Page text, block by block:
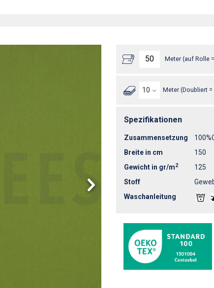
Meter (auf Rolle
Meter (Doubliert =
Spezifikationen
Zusammensetzung
Breite in cm
150
Gewicht in gr/m2
125
Stoff
Waschanleitung